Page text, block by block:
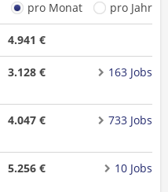
pro Monat pro Jahr
4.941 €
3.128 € 163 Jobs
4.047 € 733 Jobs
5.256 € 10 Jobs